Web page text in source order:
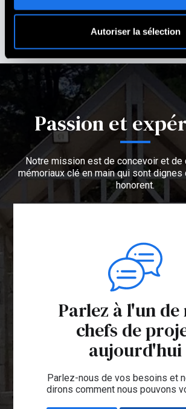
Autoriser la sélection
Passion et
Notre mission est de concevoir et de
mémoriaux clé en main qui sont
honorent.
Parlez à l'un de
chefs de
aujourd'hui
Parlez-nous de vos besoins et
dirons comment nous pouvons